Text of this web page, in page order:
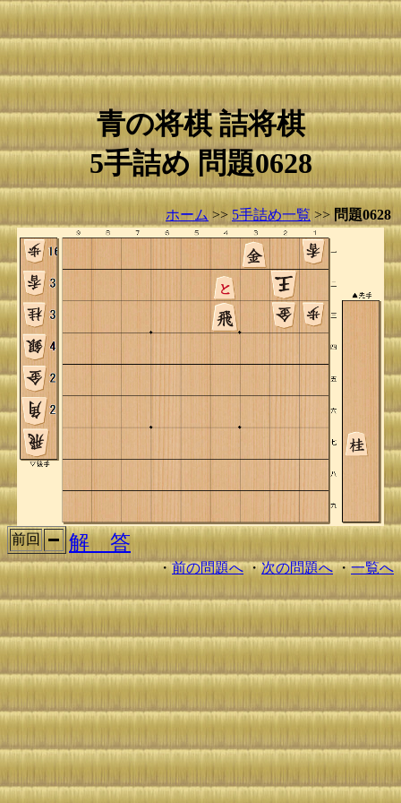
青の将棋 詰将棋
5手詰め 問題0628
ホーム >> 5手詰め一覧 >> 問題0628
前回 解 答
・前の問題へ・次の問題へ・一覧へ